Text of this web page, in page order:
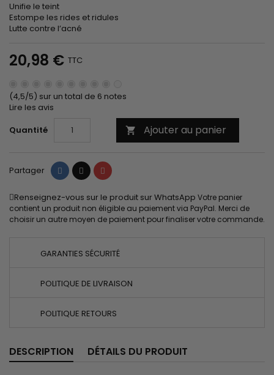
Unifie le teint
Estompe les rides et ridules
Lutte contre l’acné
20,98 € TTC
(4,5/5) sur un total de 6 notes
Lire les avis
Quantité
 Ajouter au panier
Partager PartagerTweet Pinterest
Renseignez-vous sur le produit sur WhatsApp Votre panier
contient un produit non éligible au paiement via PayPal. Merci de
choisir un autre moyen de paiement pour finaliser votre commande.
GARANTIES SÉCURITÉ
POLITIQUE DE LIVRAISON
POLITIQUE RETOURS
DESCRIPTION DÉTAILS DU PRODUIT